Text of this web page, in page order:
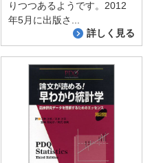
りつつあるようです。2012
年5月に出版さ...
詳しく見る